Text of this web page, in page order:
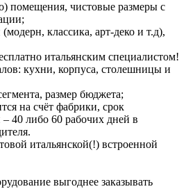
помещения, чистовые размеры с
классика, арт-деко и т.д),
итальянским специалистом!
кухни, корпуса, столешницы и
размер бюджета;
на счёт фабрики, срок
– 40 либо 60 рабочих дней в
итальянской(!) встроенной
выгоднее заказывать